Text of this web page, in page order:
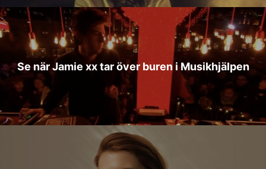
Se när Jamie xx tar över buren i Musikhjälpen